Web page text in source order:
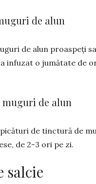
de alun
de alun proas­­­peți
infuzat o jumătate de
de alun
picături de tinctură de
de 2-3 ori pe zi.
salcie